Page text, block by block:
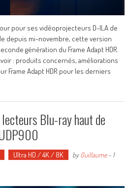
pour ses vidéoprojecteurs D-ILA de
depuis mi-novembre, cette version
génération du Frame Adapt HDR.
: produits concernés, améliorations
Frame Adapt HDR pour les derniers
Blu-ray haut de
Ultra HD / 4K / 8K byGuillaume- 1